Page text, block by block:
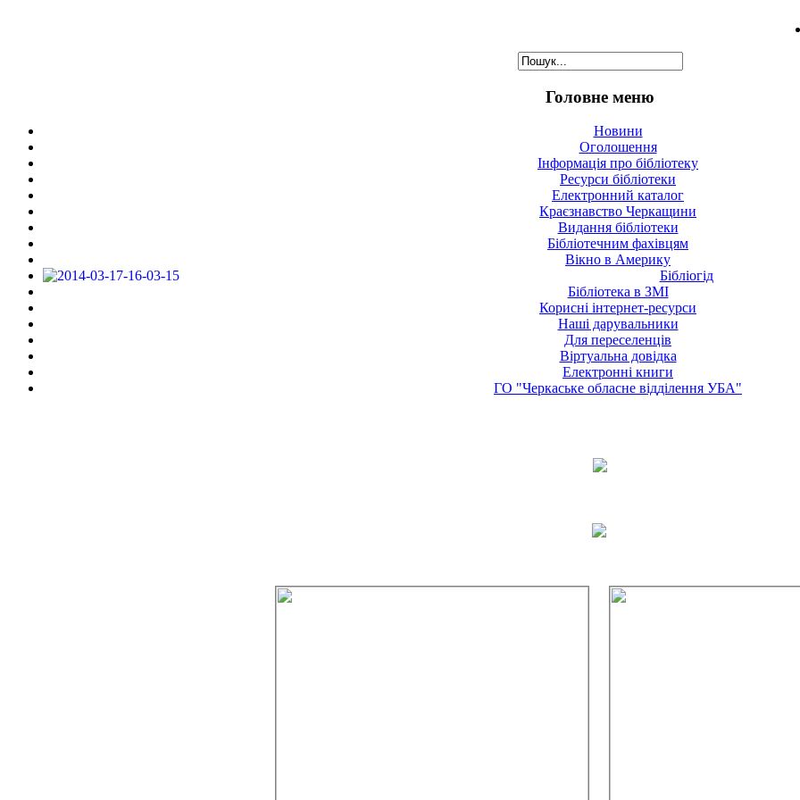
Головне меню
Новини
Оголошення
Інформація про бібліотеку
Ресурси бібліотеки
Електронний каталог
Краєзнавство Черкащини
Видання бібліотеки
Бібліотечним фахівцям
Вікно в Америку
Бібліогід
Бібліотека в ЗМІ
Корисні інтернет-ресурси
Наші дарувальники
Для переселенців
Віртуальна довідка
Електронні книги
ГО "Черкаське обласне відділення УБА"